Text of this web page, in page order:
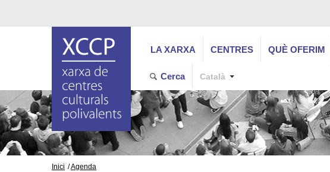
LA XARXA CENTRES QUÈ OFERIM
Cerca Català
Inici Agenda